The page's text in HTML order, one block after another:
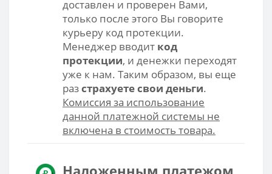
доставлен и проверен Вами,
только после этого Вы говорите
курьеру код протекции.
Менеджер вводит код
протекции, и денежки переходят
уже к нам. Таким образом, вы еще
разстрахуете свои деньги.
Комиссия за использование
данной платежной системы не
включена в стоимость товара.
Наложенным платежом